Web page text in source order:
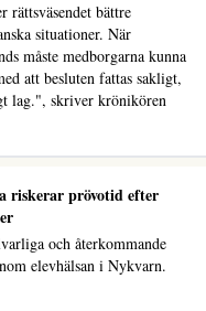
rättsväsendet bättre
situationer. När
måste medborgarna kunna
att besluten fattas sakligt,
lag.", skriver krönikören
riskerar prövotid efter
och återkommande
elevhälsan i Nykvarn.